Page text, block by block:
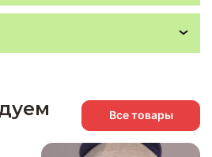
Все товары